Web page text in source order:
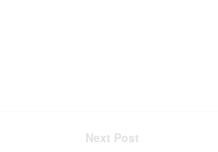
Next Post